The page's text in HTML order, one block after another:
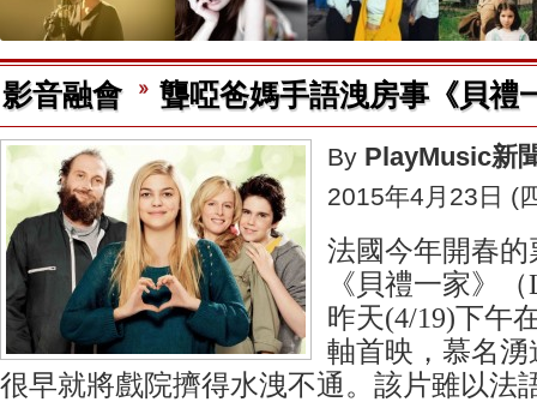
影音融會 聾啞爸媽手語洩房事《貝禮
By PlayMusic新
2015年4月23日 (
法國今年開春
《貝禮一家》
昨天(4/19)下午
軸首映，慕名
很早就將戲院擠得水洩不通。該片雖以法